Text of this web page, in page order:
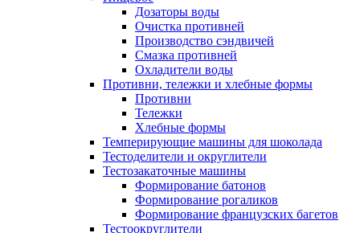
Дозаторы воды
Очистка противней
Производство сэндвичей
Смазка противней
Охладители воды
Противни, тележки и хлебные формы
Противни
Тележки
Хлебные формы
Темперирующие машины для шоколада
Тестоделители и округлители
Тестозакаточные машины
Формирование батонов
Формирование рогаликов
Формирование французских багетов
Тестоокруглители